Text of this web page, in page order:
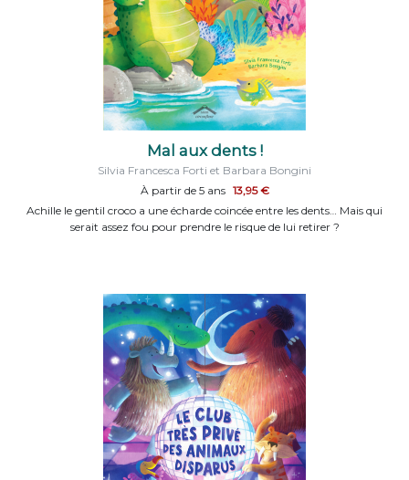
Mal aux dents !
Silvia Francesca Forti et Barbara Bongini
À partir de 5 ans 13,95 €
Achille le gentil croco a une écharde coincée entre les dents… Mais qui
serait assez fou pour prendre le risque de lui retirer ?